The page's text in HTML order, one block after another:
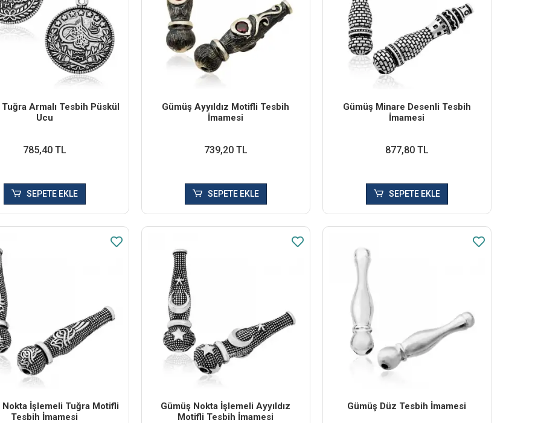
Armalı Tesbih Püskül
Ucu
785,40 TL
SEPETE EKLE
Gümüş Ayyıldız Motifli Tesbih
İmamesi
739,20 TL
SEPETE EKLE
Gümüş Minare Desenli Tesbih
İmamesi
877,80 TL
SEPETE EKLE
Nokta İşlemeli Tuğra Motifli
Tesbih İmamesi
Gümüş Nokta İşlemeli Ayyıldız
Motifli Tesbih İmamesi
Gümüş Düz Tesbih İmamesi